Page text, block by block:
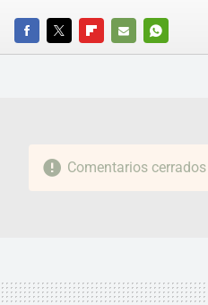
FACEBOOKTWITTERFLIPBOARD
E-
WHATSAPP
Comentarios cerrados